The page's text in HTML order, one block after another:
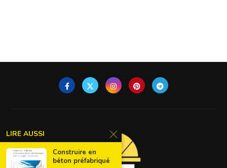
LIRE AUSSI
Construire en
béton préfabriqué